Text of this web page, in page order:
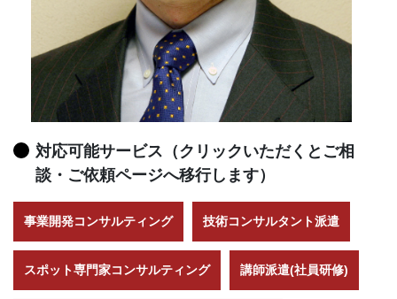
対応可能サービス（クリックいただくとご相
談・ご依頼ページへ移行します）
事業開発コンサルティング 技術コンサルタント派遣
スポット専門家コンサルティング 講師派遣(社員研修)